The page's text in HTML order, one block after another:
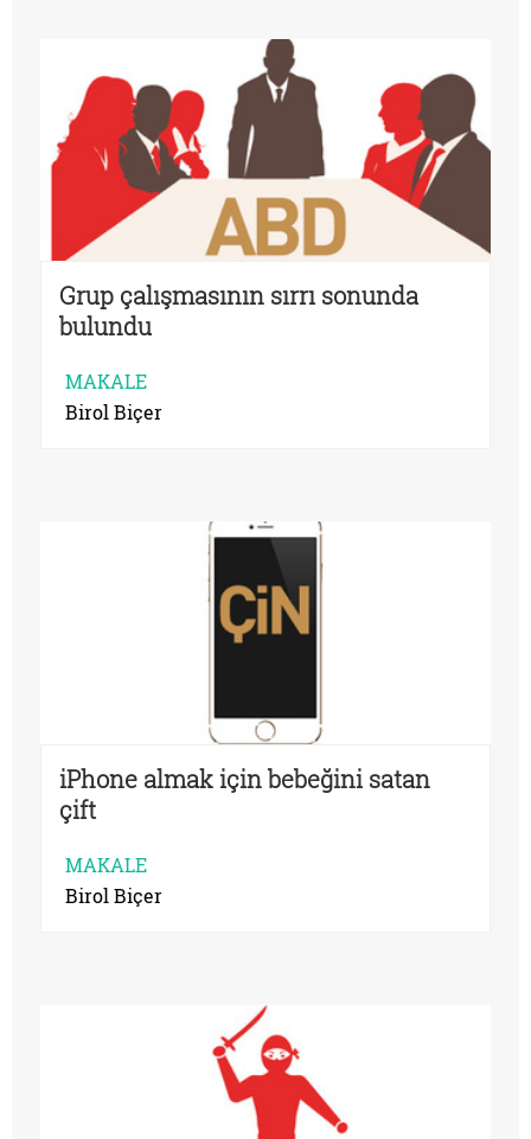
Grup çalışmasının sırrı sonunda
bulundu
MAKALE
Birol Biçer
iPhone almak için bebeğini satan
çift
MAKALE
Birol Biçer